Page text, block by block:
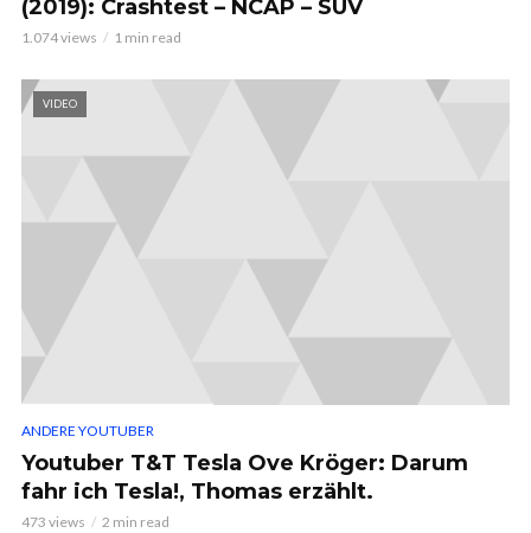
(2019): Crashtest – NCAP – SUV
1.074 views 1 min read
VIDEO
ANDERE YOUTUBER
Youtuber T&T Tesla Ove Kröger: Darum
fahr ich Tesla!, Thomas erzählt.
473 views 2 min read